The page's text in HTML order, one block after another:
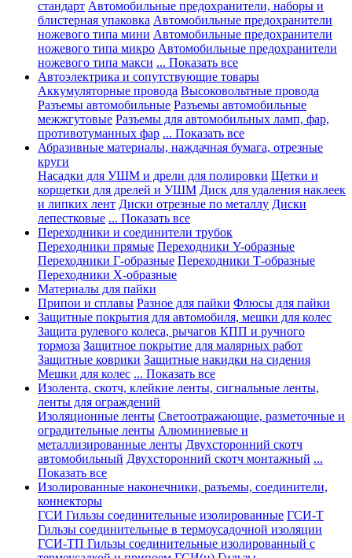
стандарт Автомобильные предохранители, наборы и
блистерная упаковка Автомобильные предохранители
ножевого типа мини Автомобильные предохранители
ножевого типа микро Автомобильные предохранители
ножевого типа макси ... Показать все
Автоэлектрика и сопутствующие товары
Аккумуляторные провода Высоковольтные провода
Разъемы автомобильные Разъемы автомобильные
межжгутовые Разъемы для автомобильных ламп, фар,
противотуманных фар ... Показать все
Абразивные материалы, наждачная бумага, отрезные
круги
Насадки для УШМ и дрели для полировки Щетки и
корщетки для дрелей и УШМ Диск для удаления наклеек
и липких лент Диски отрезные по металлу Диски
лепестковые ... Показать все
Переходники и соединители трубок
Переходники прямые Переходники Y-образные
Переходники Г-образные Переходники Т-образные
Переходники Х-образные
Материалы для пайки
Припои и сплавы Разное для пайки Флюсы для пайки
Защитные покрытия для автомобиля, мешки для колес
Защита рулевого колеса, рычагов КПП и ручного
тормоза Защитное покрытие для малярных работ
Защитные коврики Защитные накидки на сидения
Мешки для колес ... Показать все
Изолента, скотч, клейкие ленты, сигнальные ленты,
ленты для ограждений
Изоляционные ленты Светоотражающие, разметочные и
оградительные ленты Алюминиевые и
металлизированные ленты Двухсторонний скотч
автомобильный Двухсторонний скотч монтажный ...
Показать все
Изолированные наконечники, разъемы, соединители,
коннекторы
ГСИ Гильзы соединительные изолированные ГСИ-Т
Гильзы соединительные в термоусадочной изоляции
ГСИ-ТП Гильзы соединительные изолированный с